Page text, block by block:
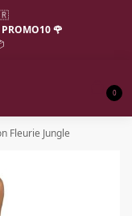
PROMO10 🌹
0
Fleurie Jungle